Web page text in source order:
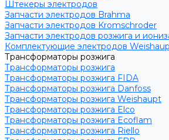
Штекеры электродов
Запчасти электродов Brahma
Запчасти электродов Kromschroder
Запчасти электродов розжига и
Комплектующие электродов
Трансформаторы розжига
Трансформаторы розжига
Трансформаторы розжига FIDA
Трансформаторы розжига Danfoss
Трансформаторы розжига Weishaupt
Трансформаторы розжига Elco
Трансформаторы розжига Ecoflam
Трансформаторы розжига Riello